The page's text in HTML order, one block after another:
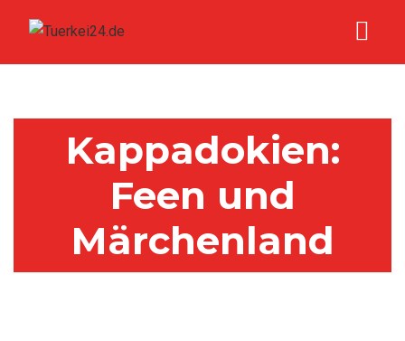
Kappadokien:
Feen und
Märchenland